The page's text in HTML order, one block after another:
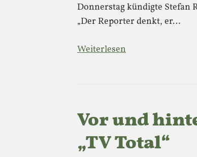
Donnerstag kündigte Stefan
„Der Reporter denkt, er…
Weiterlesen
Vor und
„TV Total“